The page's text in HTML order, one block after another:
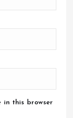
in this browser